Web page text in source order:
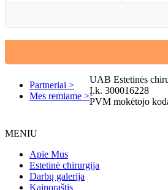
Partneriai >
Mes remiame >
UAB Estetinės
Į.k. 300016228
PVM mokėtojo
MENIU
Apie Mus
Estetinė chirurgija
Darbų galerija
Kainoraštis